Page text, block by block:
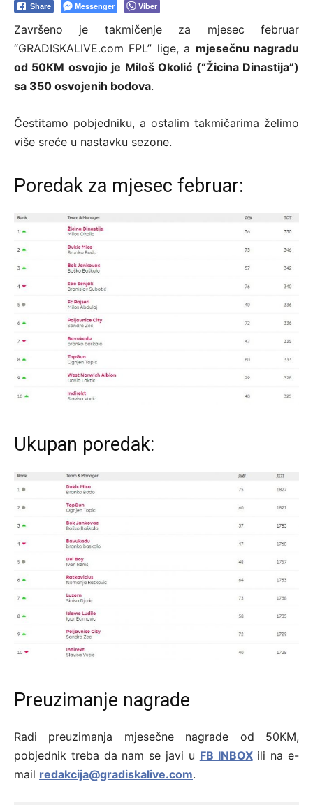
Share Messenger Viber
Završeno je takmičenje za mjesec februar
“GRADISKALIVE.com FPL” lige, a mjesečnu nagradu
od 50KM osvojio je Miloš Okolić (“Žicina Dinastija”)
sa 350 osvojenih bodova.
Čestitamo pobjedniku, a ostalim takmičarima želimo
više sreće u nastavku sezone.
Poredak za mjesec februar:
Ukupan poredak:
Preuzimanje nagrade
Radi preuzimanja mjesečne nagrade od 50KM,
pobjednik treba da nam se javi u FB INBOXili na e-
mail redakcija@gradiskalive.com.